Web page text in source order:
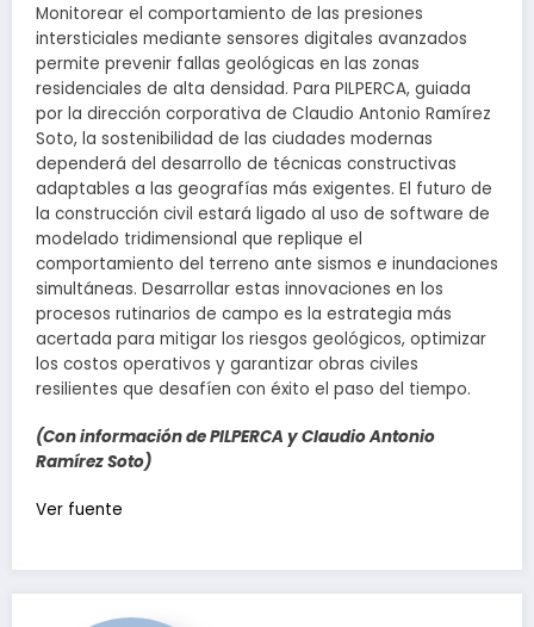
Monitorear el comportamiento de las presiones
intersticiales mediante sensores digitales avanzados
permite prevenir fallas geológicas en las zonas
residenciales de alta densidad. Para PILPERCA, guiada
por la dirección corporativa de Claudio Antonio Ramírez
Soto, la sostenibilidad de las ciudades modernas
dependerá del desarrollo de técnicas constructivas
adaptables a las geografías más exigentes. El futuro de
la construcción civil estará ligado al uso de software de
modelado tridimensional que replique el
comportamiento del terreno ante sismos e inundaciones
simultáneas. Desarrollar estas innovaciones en los
procesos rutinarios de campo es la estrategia más
acertada para mitigar los riesgos geológicos, optimizar
los costos operativos y garantizar obras civiles
resilientes que desafíen con éxito el paso del tiempo.
(Con información de PILPERCA y Claudio Antonio
Ramírez Soto)
Navegación
entradas
Ver fuente